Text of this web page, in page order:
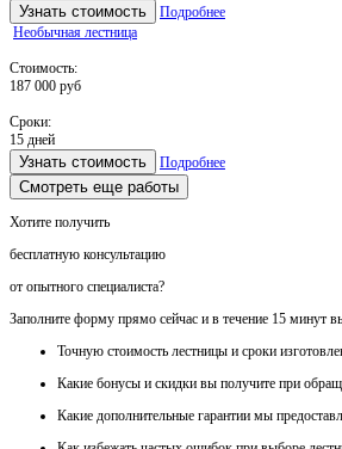
Узнать стоимость
Подробнее
Необычная лестница
Стоимость:
187 000 руб
Сроки:
15 дней
Узнать стоимость Подробнее
Смотреть еще работы
Хотите получить
бесплатную консультацию
от опытного специалиста?
Заполните форму прямо сейчас и в течение 15 минут
Точную стоимость лестницы и сроки
Какие бонусы и скидки вы получите при
Какие дополнительные гарантии мы